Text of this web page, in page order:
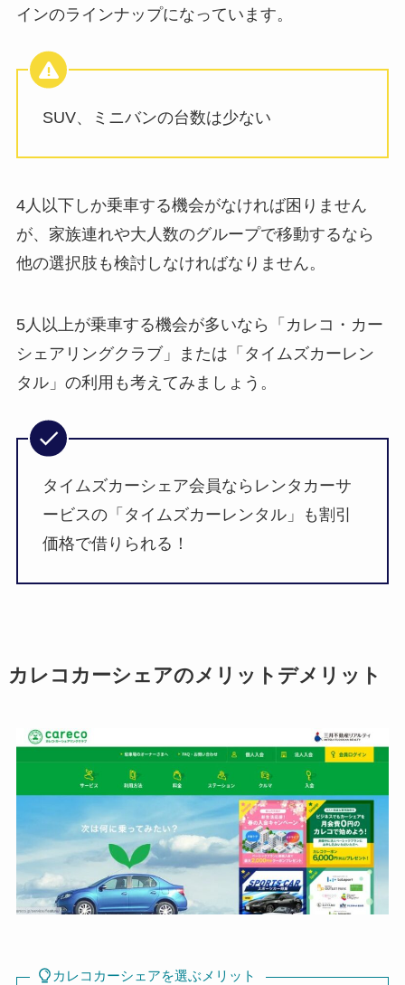
インのラインナップになっています。
SUV、ミニバンの台数は少ない
4人以下しか乗車する機会がなければ困りません
が、家族連れや大人数のグループで移動するなら
他の選択肢も検討しなければなりません。
5人以上が乗車する機会が多いなら「カレコ・カー
シェアリングクラブ」または「タイムズカーレン
タル」の利用も考えてみましょう。
タイムズカーシェア会員ならレンタカーサ
ービスの「タイムズカーレンタル」も割引
価格で借りられる！
カレコカーシェアのメリットデメリット
カレコカーシェアを選ぶメリット